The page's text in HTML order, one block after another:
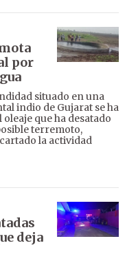
por
situado en una
indio de Gujarat se ha
que ha desatado
terremoto,
la actividad
deja